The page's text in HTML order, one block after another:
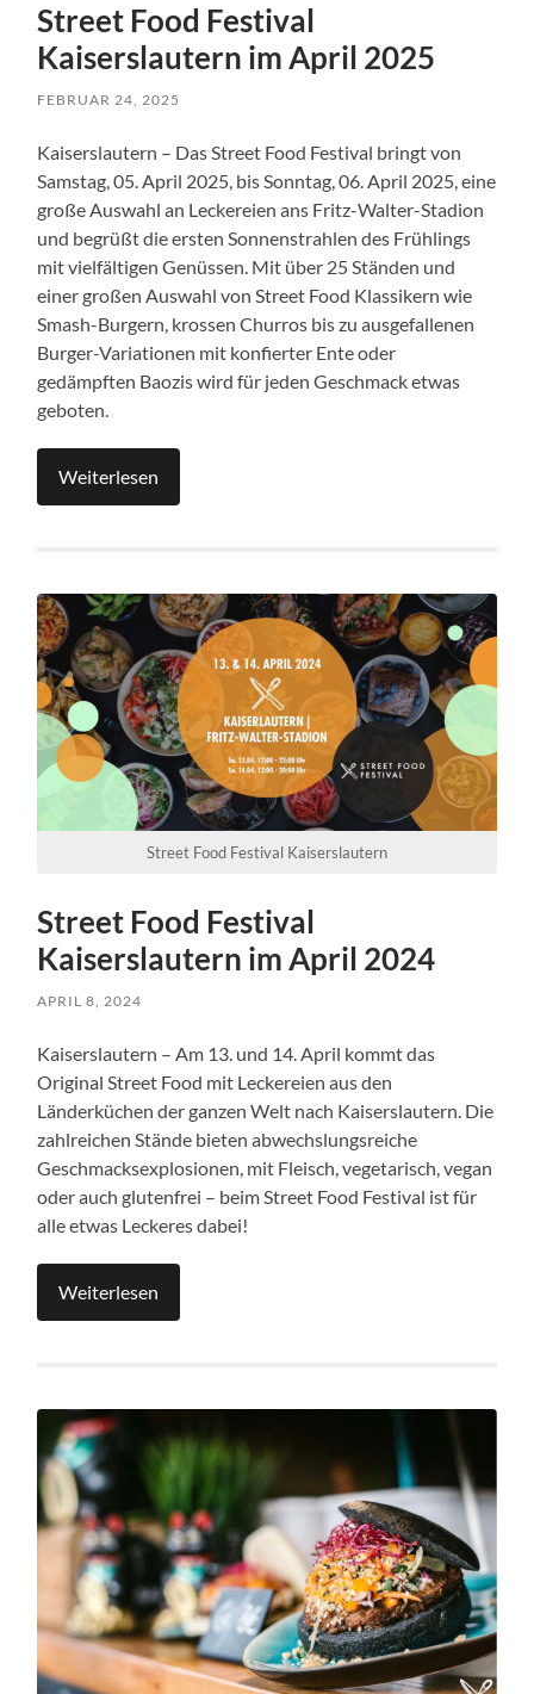
Street Food Festival
Kaiserslautern im April 2025
FEBRUAR 24, 2025
Kaiserslautern – Das Street Food Festival bringt von
Samstag, 05. April 2025, bis Sonntag, 06. April 2025, eine
große Auswahl an Leckereien ans Fritz-Walter-Stadion
und begrüßt die ersten Sonnenstrahlen des Frühlings
mit vielfältigen Genüssen. Mit über 25 Ständen und
einer großen Auswahl von Street Food Klassikern wie
Smash-Burgern, krossen Churros bis zu ausgefallenen
Burger-Variationen mit konfierter Ente oder
gedämpften Baozis wird für jeden Geschmack etwas
geboten.
Weiterlesen
Street Food Festival Kaiserslautern
Street Food Festival
Kaiserslautern im April 2024
APRIL 8, 2024
Kaiserslautern – Am 13. und 14. April kommt das
Original Street Food mit Leckereien aus den
Länderküchen der ganzen Welt nach Kaiserslautern. Die
zahlreichen Stände bieten abwechslungsreiche
Geschmacksexplosionen, mit Fleisch, vegetarisch, vegan
oder auch glutenfrei – beim Street Food Festival ist für
alle etwas Leckeres dabei!
Weiterlesen